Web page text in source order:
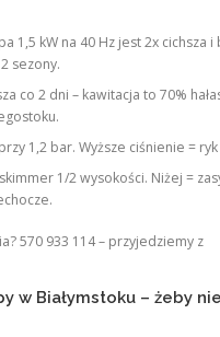
1,5 kW na 40 Hz jest 2x cichsza
sezony.
co 2 dni – kawitacja to 70%
1,2 bar. Wyższe ciśnienie =
1/2 wysokości. Niżej =
570 933 114 – przyjedziemy z
w Białymstoku – żeby